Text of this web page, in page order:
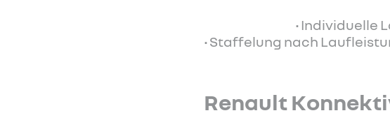
• Individuelle
• Staffelung nach
Renault